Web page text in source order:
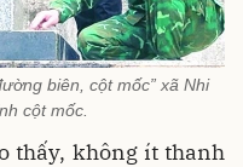
biên, cột mốc” xã Nhi
cột mốc.
thấy, không ít thanh